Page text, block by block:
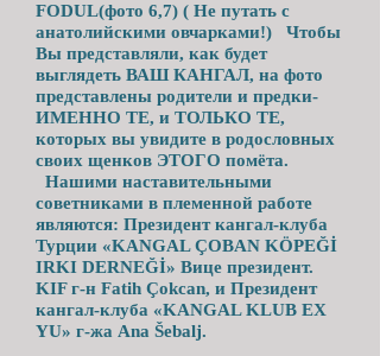
FODUL(фото 6,7) ( Не путать с
анатолийскими овчарками!) Чтобы
Вы представляли, как будет
выглядеть ВАШ КАНГАЛ, на фото
представлены родители и предки-
ИМЕННО ТЕ, и ТОЛЬКО ТЕ,
которых вы увидите в родословных
своих щенков ЭТОГО помёта.
Нашими наставительными
советниками в племенной работе
являются: Президент кангал-клуба
Турции «KANGAL ÇOBAN KÖPEĞİ
IRKI DERNEĞİ» Вице президент.
KIF г-н Fatih Çokcan, и Президент
кангал-клуба «KANGAL KLUB EX
YU» г-жа Ana Šebalj.